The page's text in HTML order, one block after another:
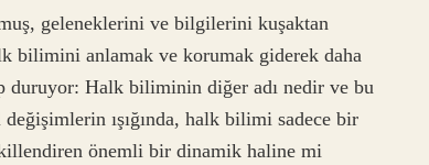
geleneklerini ve bilgilerini kuşaktan
bilimini anlamak ve korumak giderek daha
duruyor: Halk biliminin diğer adı nedir ve bu
ışığında, halk bilimi sadece bir
önemli bir dinamik haline mi